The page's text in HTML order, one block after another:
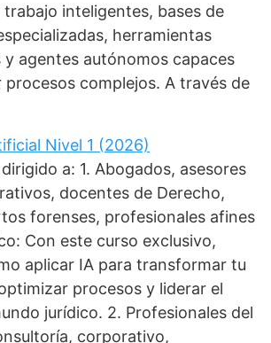
trabajo inteligentes, bases de
herramientas
y agentes autónomos capaces
complejos. A través de
Nivel 1 (2026)
a: 1. Abogados, asesores
docentes de Derecho,
forenses, profesionales afines
Con este curso exclusivo,
aplicar IA para transformar tu
procesos y liderar el
jurídico. 2. Profesionales del
corporativo,